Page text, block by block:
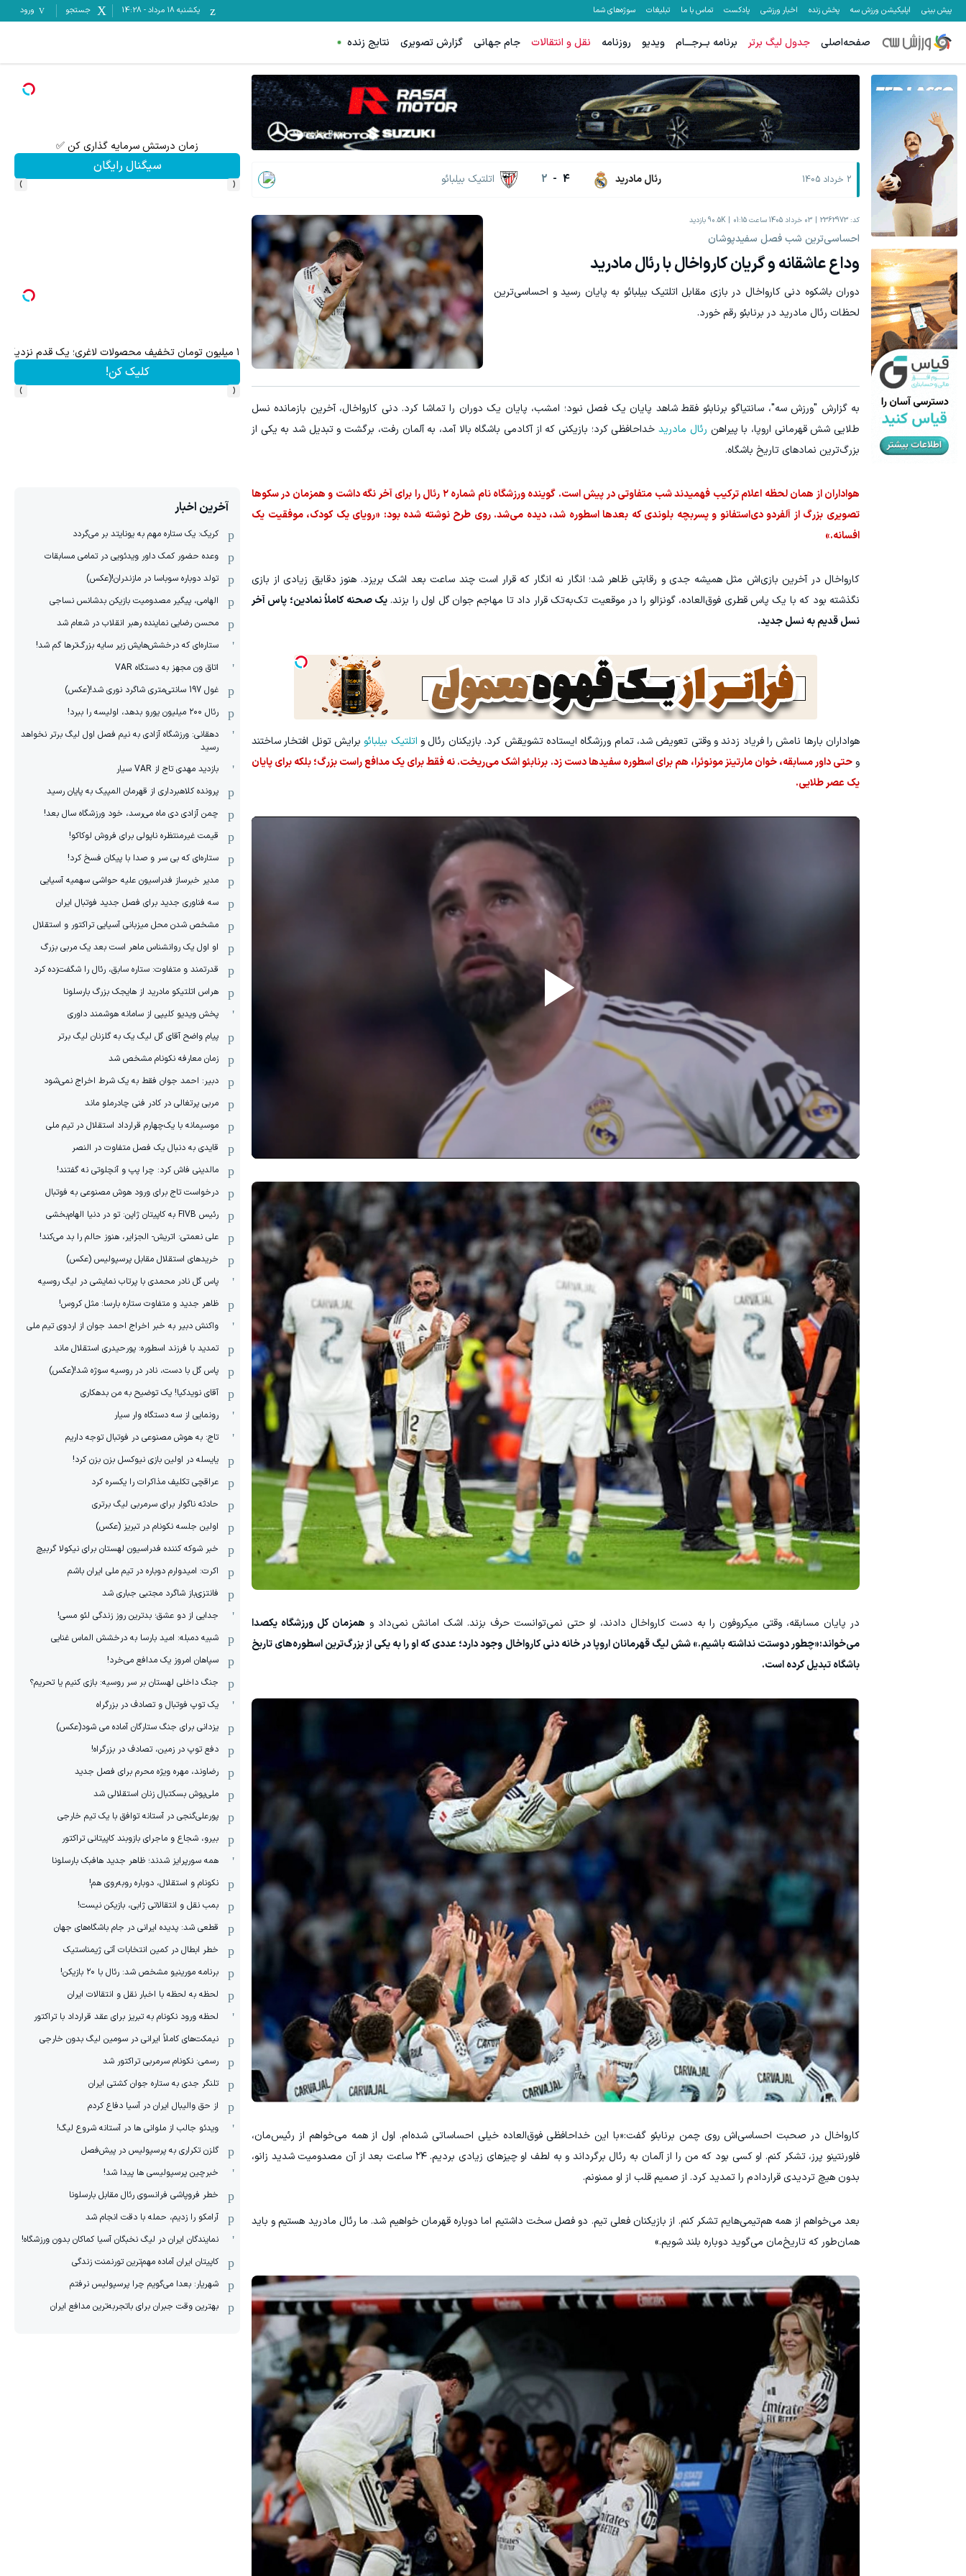
پیش بینی اپلیکیشن ورزش سه پخش زنده اخبار ورزشی پادکست تماس با ما تبلیغات سوژه‌های شما یکشنبه ۱۸ مرداد -
14:28 جستجو ورود
صفحه‌اصلی جدول لیگ برتر برنامه بــرجـــام ویدیو روزنامه نقل و انتقالات جام جهانی گزارش تصویری نتایج زنده
2 خرداد 1405 رئال مادرید 4
-
2 اتلتیک بیلبائو
کد: 2362973 03 خرداد 1405 ساعت 01:15 90.5K بازدید
احساسی‌ترین شب فصل سفیدپوشان
وداع عاشقانه و گریان کارواخال با رئال مادرید
دوران باشکوه دنی کارواخال در بازی مقابل اتلتیک بیلبائو به پایان رسید و احساسی‌ترین
لحظات رئال مادرید در برنابئو رقم خورد.
به گزارش "ورزش سه"، سانتیاگو برنابئو فقط شاهد پایان یک فصل نبود؛ امشب، پایان یک دوران را تماشا کرد. دنی کارواخال، آخرین بازمانده نسل
طلایی شش‌ قهرمانی اروپا، با پیراهن رئال مادریدخداحافظی کرد؛ بازیکنی که از آکادمی باشگاه بالا آمد، به آلمان رفت، برگشت و تبدیل شد به یکی از
بزرگ‌ترین نمادهای تاریخ باشگاه.
هواداران از همان لحظه اعلام ترکیب فهمیدند شب متفاوتی در پیش است. گوینده ورزشگاه نام شماره ۲ رئال را برای آخر نگه داشت و همزمان در سکوها
تصویری بزرگ از آلفردو دی‌استفانو و پسربچه بلوندی که بعدها اسطوره شد، دیده می‌شد. روی طرح نوشته شده بود: «رویای یک کودک، موفقیت یک
افسانه.»
کارواخال در آخرین بازی‌اش مثل همیشه جدی و رقابتی ظاهر شد؛ انگار نه انگار که قرار است چند ساعت بعد اشک بریزد. هنوز دقایق زیادی از بازی
نگذشته بود که با یک پاس قطری فوق‌العاده، گونزالو را در موقعیت تک‌به‌تک قرار داد تا مهاجم جوان گل اول را بزند.یک صحنه کاملاً نمادین؛ پاس آخر
نسل قدیم به نسل جدید.
هواداران بارها نامش را فریاد زدند و وقتی تعویض شد، تمام ورزشگاه ایستاده تشویقش کرد. بازیکنان رئال و اتلتیک بیلبائو برایش تونل افتخار ساختند
وحتی داور مسابقه، خوان مارتینز مونوئرا، هم برای اسطوره سفیدها دست زد. برنابئو اشک می‌ریخت. نه فقط برای یک مدافع راست بزرگ؛ بلکه برای پایان
یک عصر طلایی.
در پایان مسابقه، وقتی میکروفون را به دست کارواخال دادند، او حتی نمی‌توانست حرف بزند. اشک امانش نمی‌داد و همزمان کل ورزشگاه یکصدا
می‌خواند:«چطور دوستت نداشته باشیم.» شش لیگ قهرمانان اروپا در خانه دنی کارواخال وجود دارد؛ عددی که او را به یکی از بزرگ‌ترین اسطوره‌های تاریخ
باشگاه تبدیل کرده است.
کارواخال در صحبت احساسی‌اش روی چمن برنابئو گفت:«با این خداحافظی فوق‌العاده خیلی احساساتی شده‌ام. اول از همه می‌خواهم از رئیس‌مان،
فلورنتینو پرز، تشکر کنم. او کسی بود که من را از آلمان به رئال برگرداند و به لطف او چیزهای زیادی بردیم. ۲۴ ساعت بعد از آن مصدومیت شدید زانو،
بدون هیچ تردیدی قراردادم را تمدید کرد. از صمیم قلب از او ممنونم.
بعد می‌خواهم از همه هم‌تیمی‌هایم تشکر کنم. از بازیکنان فعلی تیم. دو فصل سخت داشتیم اما دوباره قهرمان خواهیم شد. ما رئال مادرید هستیم و باید
همان‌طور که تاریخ‌مان می‌گوید دوباره بلند شویم.»
زمان درستش سرمایه گذاری کن ✅ از تحلیل روزانه تا پورتفوی اختصاصی؛ اینجا روی سود باش! از اکوتراست سیگنال رایگان سرمایه گذاری بگیر به مدت محدود سیگنال رایگان سرمایه گذاری بگیر
سیگنال رایگان
‹
›
۱ میلیون تومان تخفیف محصولات لاغری؛ یک قدم نزدیک‌تر به شروع کاهش وزن نمیدونی کجا سرمایه گذاری کنی؟ ثبت نام کن رایگان سیگنال بگیر
سیگنال رایگان
ثبت نام رایگان سیگنال سرمایه گذاری (ظرفیت محدود)
سیگنال رایگان
‹
›
آخرین اخبار
کریک: یک ستاره مهم به یونایتد بر می‌گردد
وعده حضور کمک داور ویدئویی در تمامی مسابقات
تولد دوباره سوباسا در مازندران!(عکس)
الهامی، پیگیر مصدومیت بازیکن بدشانس نساجی
محسن رضایی نماینده رهبر انقلاب در شعام شد
ستاره‌ای که درخشش‌هایش زیر سایه بزرگ‌ترها گم شد!
اتاق ون مجهز به دستگاه VAR
غول 197 سانتی‌متری شاگرد نوری شد!(عکس)
رئال ۲۰۰ میلیون یورو بدهد، اولیسه را ببرد!
دهقانی: ورزشگاه آزادی به نیم فصل اول لیگ برتر نخواهد
رسید
بازدید مهدی تاج از VAR سیار
پرونده کلاهبرداری از قهرمان المپیک به پایان رسید
چمن آزادی دی ماه می‌رسد، خود ورزشگاه سال بعد!
قیمت غیرمنتظره ناپولی برای فروش لوکاکو!
ستاره‌ای که بی سر و صدا با پیکان فسخ کرد!
مدیر خبرساز فدراسیون علیه حواشی سهمیه آسیایی
سه فناوری جدید برای فصل جدید فوتبال ایران
مشخص شدن محل میزبانی آسیایی تراکتور و استقلال
او اول یک روانشناس ماهر است بعد یک مربی بزرگ
قدرتمند و متفاوت: ستاره سابق، رئال را شگفت‌زده کرد
هراس اتلتیکو مادرید از هایجک بزرگ بارسلونا
پخش ویدیو کلیپی از سامانه هوشمند داوری
پیام واضح آقای گل لیگ یک به گلزنان لیگ برتر
زمان معارفه نکونام مشخص شد
دبیر: احمد جوان فقط به یک شرط اخراج نمی‌شود
مربی پرتغالی در کادر فنی چادرملو ماند
موسیمانه با یک‌چهارم قرارداد استقلال در تیم ملی
قایدی به دنبال یک فصل متفاوت در النصر
مالدینی فاش کرد: چرا پپ و آنچلوتی نه گفتند!
درخواست تاج برای ورود هوش مصنوعی به فوتبال
رئیس FIVB به کاپیتان ژاپن: تو در دنیا الهام‌بخشی
علی نعمتی: اتریش- الجزایر، هنوز حالم را بد می‌کند!
خریدهای استقلال مقابل پرسپولیس (عکس)
پاس گل نادر محمدی با پرتاب نمایشی در لیگ روسیه
ظاهر جدید و متفاوت ستاره بارسا: مثل کروس!
واکنش دبیر به خبر اخراج احمد جوان از اردوی تیم ملی
تمدید با فرزند اسطوره: پورحیدری استقلال ماند
پاس گل با دست، نادر در روسیه سوژه شد!(عکس)
آقای نویدکیا! یک توضیح به من بدهکاری
رونمایی از سه دستگاه وار سیار
تاج: به هوش مصنوعی در فوتبال توجه داریم
یایسله در اولین بازی نیوکسل بزن بزن کرد!
عراقچی تکلیف مذاکرات را یکسره کرد
حادثه ناگوار برای سرمربی لیگ برتری
اولین جلسه نکونام در تبریز (عکس)
خبر شوکه کننده فدراسیون لهستان برای نیکولا گربیچ
اکرت: امیدوارم دوباره در تیم ملی ایران باشم
فانتزی‌باز شاگرد مجتبی جباری شد
جدایی از دو عشق؛ بدترین روز زندگی لئو مسی!
شبیه دمبله: امید بارسا به درخشش الماس غنایی
سپاهان امروز یک مدافع می‌خرد!
جنگ داخلی لهستان بر سر روسیه: بازی کنیم یا تحریم؟
یک توپ فوتبال و تصادف در بزرگراه
یزدانی برای جنگ ستارگان آماده می شود(عکس)
دفع توپ در زمین، تصادف در بزرگراه!
رضاوند، مهره ویژه محرم برای فصل جدید
ملی‌پوش بسکتبال زنان استقلالی شد
پورعلی‌گنجی در آستانه توافق با یک تیم خارجی
بیرو، شجاع و ماجرای بازوبند کاپیتانی تراکتور
همه سورپرایز شدند؛ ظاهر جدید هافبک بارسلونا
نکونام و استقلال، دوباره روبه‌روی هم!
بمب نقل و انتقالاتی ژابی، بازیکن نیست!
قطعی شد: پدیده ایرانی در جام باشگاه‌های جهان
خطر ابطال در کمین انتخابات آتی ژیمناستیک
برنامه مورینیو مشخص شد: رئال با ۲۰ بازیکن!
لحظه به لحظه با اخبار نقل و انتقالات ایران
لحظه ورود نکونام به تبریز برای عقد قرارداد با تراکتور
نیمکت‌های کاملاً ایرانی در سومین لیگ بدون خارجی
رسمی: نکونام سرمربی تراکتور شد
تلنگر جدی به ستاره جوان کشتی ایران
از حق والیبال ایران در آسیا دفاع کردم
ویدئو جالب از ملوانی ها در آستانه شروع لیگ!
گلزن تکراری به پرسپولیس در پیش‌فصل
خبرچین پرسپولیسی ها پیدا شد!
خطر فروپاشی فرانسوی رئال مقابل بارسلونا
آرامکو را زدیم، حمله با دقت انجام شد
نمایندگان ایران در لیگ نخبگان آسیا کماکان بدون ورزشگاه!
کاپیتان ایران آماده مهم‌ترین تورنمنت زندگی
شهریار: بعدا می‌گویم چرا پرسپولیس نرفتم
بهترین وقت جبران برای باتجربه‌ترین مدافع ایران